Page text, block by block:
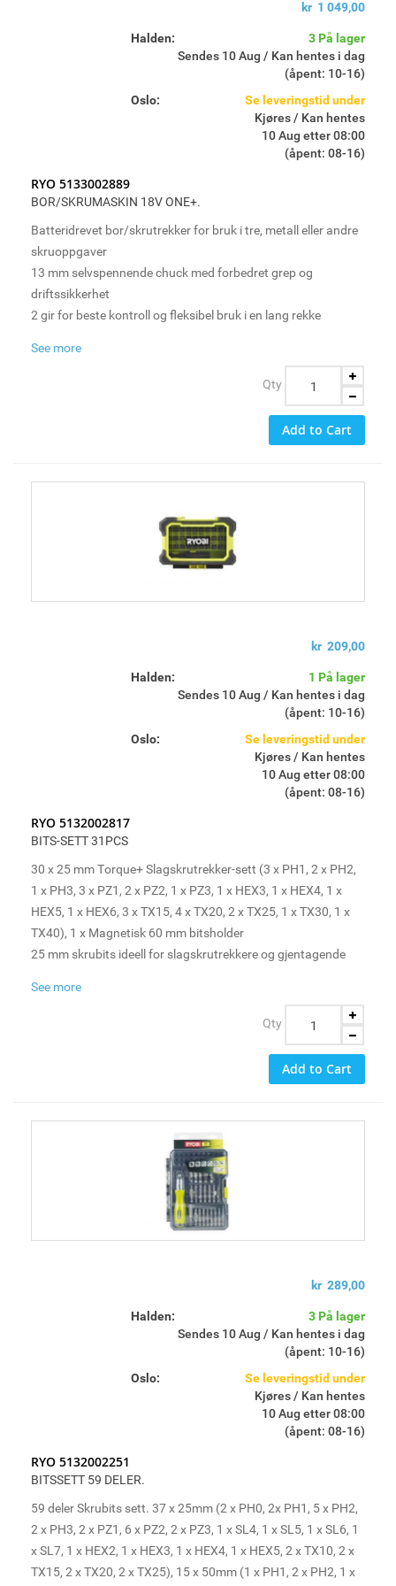
kr 1 049,00
Halden:
3 På lager
Sendes 10 Aug / Kan hentes i dag
(åpent: 10-16)
Oslo:
Se leveringstid under
Kjøres / Kan hentes
10 Aug etter 08:00
(åpent: 08-16)
RYO 5133002889
BOR/SKRUMASKIN 18V ONE+.
Batteridrevet bor/skrutrekker for bruk i tre, metall eller andre
skruoppgaver
13 mm selvspennende chuck med forbedret grep og
driftssikkerhet
2 gir for beste kontroll og fleksibel bruk i en lang rekke
24 momentinnstillinger som hjelper å få skruen perfekt på
See more
Qty
Add to Cart
kr 209,00
Halden:
1 På lager
Sendes 10 Aug / Kan hentes i dag
(åpent: 10-16)
Oslo:
Se leveringstid under
Kjøres / Kan hentes
10 Aug etter 08:00
(åpent: 08-16)
RYO 5132002817
BITS-SETT 31PCS
30 x 25 mm Torque+ Slagskrutrekker-sett (3 x PH1, 2 x PH2,
1 x PH3, 3 x PZ1, 2 x PZ2, 1 x PZ3, 1 x HEX3, 1 x HEX4, 1 x
HEX5, 1 x HEX6, 3 x TX15, 4 x TX20, 2 x TX25, 1 x TX30, 1 x
TX40), 1 x Magnetisk 60 mm bitsholder
25 mm skrubits ideell for slagskrutrekkere og gjentagende
hverdags skruoppgaver.
Torque+ slagskrutrekkerbits gir opptil x10 lengre brukstid enn
standard kvalitetsbits. Slagskrutrekkerbits er forsterkede for
Max Fit for beste passform og færre skader på bits og
Torque+ slagfaste bits tilbyr opp til 10x levetiden av vanlige
See more
Qty
Add to Cart
kr 289,00
Halden:
3 På lager
Sendes 10 Aug / Kan hentes i dag
(åpent: 10-16)
Oslo:
Se leveringstid under
Kjøres / Kan hentes
10 Aug etter 08:00
(åpent: 08-16)
RYO 5132002251
BITSSETT 59 DELER.
59 deler Skrubits sett. 37 x 25mm (2 x PH0, 2x PH1, 5 x PH2,
2 x PH3, 2 x PZ1, 6 x PZ2, 2 x PZ3, 1 x SL4, 1 x SL5, 1 x SL6, 1
x SL7, 1 x HEX2, 1 x HEX3, 1 x HEX4, 1 x HEX5, 2 x TX10, 2 x
TX15, 2 x TX20, 2 x TX25), 15 x 50mm (1 x PH1, 2 x PH2, 1 x